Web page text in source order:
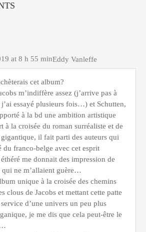
Eddy Vanleffe
at 8 h 55 min
cet album?
m’indiffère assez (j’arrive pas à
j’ai essayé plusieurs fois…) et Schutten,
à la bd une ambition artistique
à la croisée du roman surréaliste et de
gigantique, il fait parti des auteurs qui
du franco-belge avec cet esprit
me donnait des impression de
qui ne m’allaient guère…
unique à la croisée des chemins
clous de Jacobs et mettant cette patte
d’une univers un peu plus
je me dis que cela peut-être le